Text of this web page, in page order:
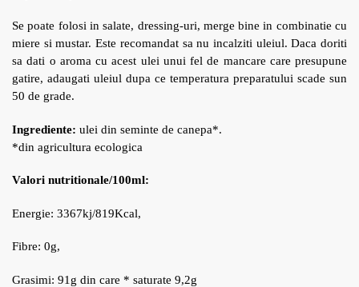
Se poate folosi in salate, dressing-uri, merge bine in combinatie cu
miere si mustar. Este recomandat sa nu incalziti uleiul. Daca doriti
sa dati o aroma cu acest ulei unui fel de mancare care presupune
gatire, adaugati uleiul dupa ce temperatura preparatului scade sun
50 de grade.
Ingrediente: ulei din seminte de canepa*.
*din agricultura ecologica
Valori nutritionale/100ml:
Energie: 3367kj/819Kcal,
Fibre: 0g,
Grasimi: 91g din care * saturate 9,2g